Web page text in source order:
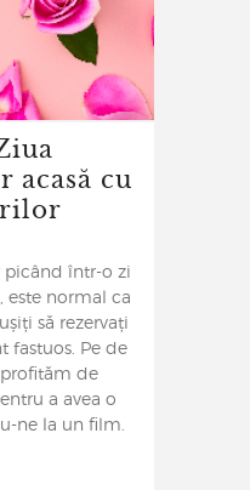
cu
picând într-o zi
normal ca
să rezervați
fastuos. Pe de
profităm de
a avea o
ne la un film.